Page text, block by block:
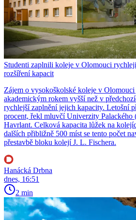
Studenti zaplnili koleje v Olomouci
rozšíření kapacit
Zájem o vysokoškolské koleje v
akademickým rokem vyšší než v
rychlejší zaplnění jejich kapacity. Letošní
procent, řekl mluvčí Univerzity
Havrlant. Celková kapacita lůžek na
dalších přibližně 500 míst se tento počet
přestavbě bloku kolejí J. L. Fischera.
Hanácká Drbna
dnes, 16:51
2 min